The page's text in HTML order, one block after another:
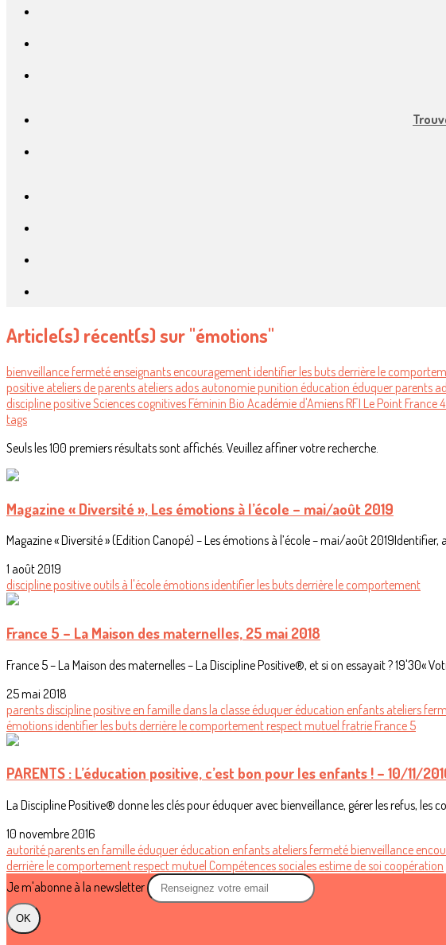
Article(s) récent(s) sur "émotions"
bienveillance fermeté enseignants encouragement identifier les buts derrière le
positive ateliers de parents ateliers ados autonomie punition éducation éduquer parents
discipline positiveSciences cognitives Féminin Bio Académie d'Amiens RFI Le Point France 4
tags
Seuls les 100 premiers résultats sont affichés. Veuillez affiner votre recherche.
Magazine « Diversité », Les émotions à l’école – mai/août 2019
Magazine « Diversité » (Edition Canopé) – Les émotions à l’école – mai/août
1 août 2019
discipline positive outils à l'école émotions identifier les buts derrière le comportement
France 5 – La Maison des maternelles, 25 mai 2018
France 5 – La Maison des maternelles – La Discipline Positive®, et si on essayait ? 19'30«
25 mai 2018
parents discipline positive en famille dans la classe éduquer éducation enfants ateliers
émotions identifier les buts derrière le comportement respect mutuel fratrie France 5
PARENTS : L’éducation positive, c’est bon pour les enfants ! – 10/11/
La Discipline Positive® donne les clés pour éduquer avec bienveillance, gérer les refus, les
10 novembre 2016
autorité parents en famille éduquer éducation enfants ateliers fermeté bienveillance
derrière le comportement respect mutuel Compétences sociales estime de soi coopération
Je m'abonne à la newsletter
OK